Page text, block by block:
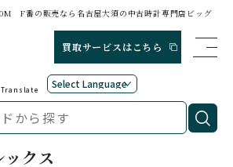
F番の販売なら名古屋大須の中古時計専門店ビッグ
買取サービスはこちら
Translate
ックス